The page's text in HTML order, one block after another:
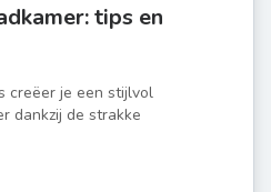
tips en
creëer je een stijlvol
dankzij de strakke